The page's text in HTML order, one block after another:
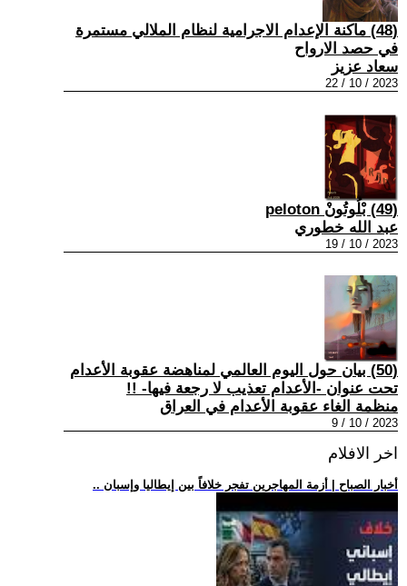
(48) ماکنة الإعدام الاجرامية لنظام الملالي مستمرة
في حصد الارواح
سعاد عزيز
2023 / 10 / 22
(49) بْلُوتُونْ peloton
عبد الله خطوري
2023 / 10 / 19
(50) بيان حول اليوم العالمي لمناهضة عقوبة الأعدام
تحت عنوان -الأعدام تعذيب لا رجعة فيها- !!
منظمة الغاء عقوبة الأعدام في العراق
2023 / 10 / 9
اخر الافلام
.. أخبار الصباح | أزمة المهاجرين تفجر خلافاً بين إيطاليا وإسبان